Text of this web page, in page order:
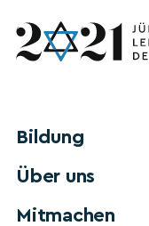
Bildung
Über uns
Mitmachen